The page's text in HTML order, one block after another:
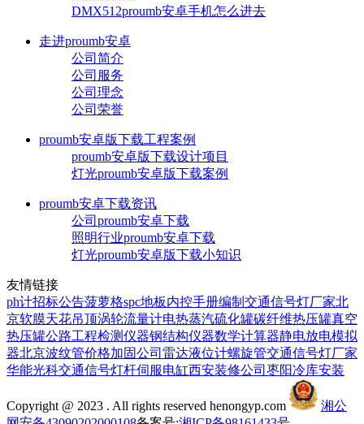
DMX512proumb安卓手机怎么进去
走进proumb安卓
公司简介
公司服务
公司理念
公司荣誉
proumb安卓版下载工程案例
proumb安卓版下载设计项目
灯光proumb安卓版下载案例
proumb安卓下载资讯
公司proumb安卓下载
照明行业proumb安卓下载
灯光proumb安卓版下载小知识
友情链接
ph计招标公告菠萝格spc地板内控手册编制 交通信号灯厂家北
京软膜天花吊顶涡轮流量计电热蒸汽硫化罐碳纤维热压罐真空
热压罐公路工程检测仪器钢结构仪器数学计算器静电放电模拟
器北京波纹管价格加固公司 雷达液位计螺旋管交通信号灯厂家
华能光科交通信号灯杆伺服电缸西安装修公司 枣阳冷库安装
Copyright @ 2023 . All rights reserved henongyp.com
湘公